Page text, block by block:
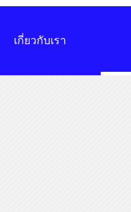
เกี่ยวกับเรา